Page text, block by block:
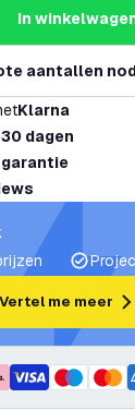
in
aantallen
Klarna
30 dagen
Vertel me meer